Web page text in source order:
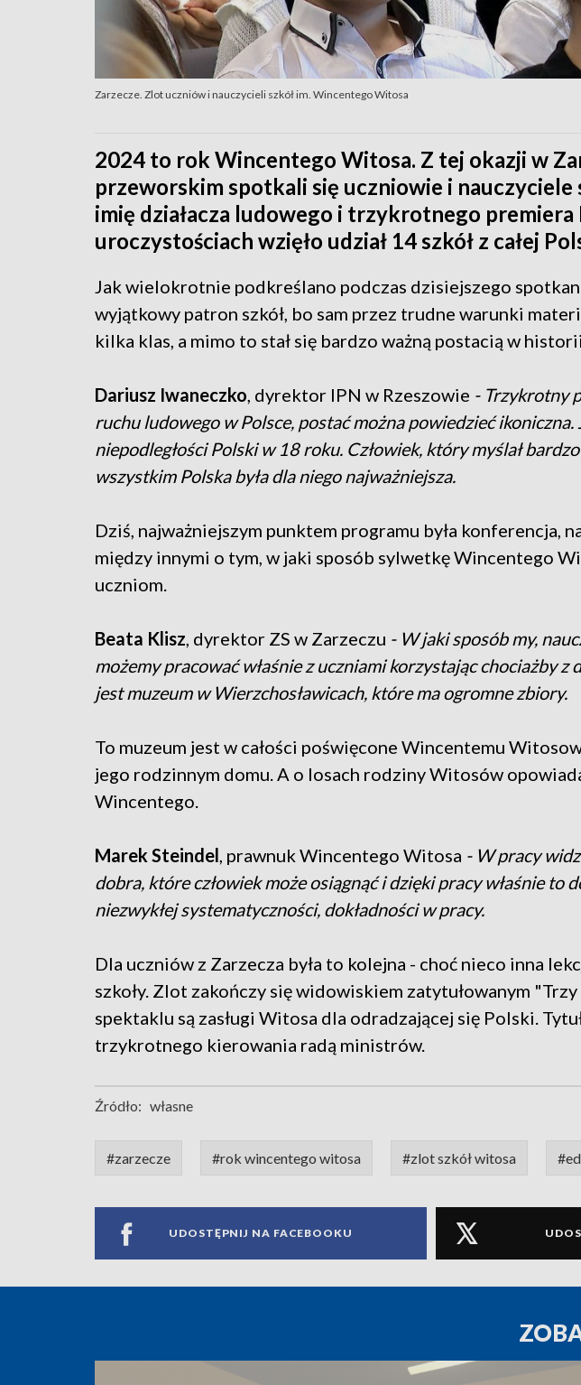
Zarzecze. Zlot uczniów i nauczycieli szkół im. Wincentego Witosa
2024 to rok Wincentego Witosa. Z tej okazji w
przeworskim spotkali się uczniowie i nauczyciele
imię działacza ludowego i trzykrotnego premiera
uroczystościach wzięło udział 14 szkół z całej
Jak wielokrotnie podkreślano podczas dzisiejszego
wyjątkowy patron szkół, bo sam przez trudne warunki
kilka klas, a mimo to stał się bardzo ważną postacią w
Dariusz Iwaneczko , dyrektor IPN w Rzeszowie - Trzykrotny
ruchu ludowego w Polsce, postać można powiedzieć ikoniczna.
niepodległości Polski w 18 roku. Człowiek, który myślał
wszystkim Polska była dla niego najważniejsza.
Dziś, najważniejszym punktem programu była konferencja,
między innymi o tym, w jaki sposób sylwetkę Wincentego
uczniom.
Beata Klisz , dyrektor ZS w Zarzeczu - W jaki sposób my,
możemy pracować właśnie z uczniami korzystając chociażby
jest muzeum w Wierzchosławicach, które ma ogromne zbiory.
To muzeum jest w całości poświęcone Wincentemu
jego rodzinnym domu. A o losach rodziny Witosów
Wincentego.
Marek Steindel , prawnuk Wincentego Witosa - W pracy
dobra, które człowiek może osiągnąć i dzięki pracy właśnie to
niezwykłej systematyczności, dokładności w pracy.
Dla uczniów z Zarzecza była to kolejna - choć nieco inna
szkoły. Zlot zakończy się widowiskiem zatytułowanym "Trzy
spektaklu są zasługi Witosa dla odradzającej się Polski.
trzykrotnego kierowania radą ministrów.
Źródło: własne
#zarzecze #rok wincentego witosa #zlot szkół witosa
UDOSTĘPNIJ NA FACEBOOKU